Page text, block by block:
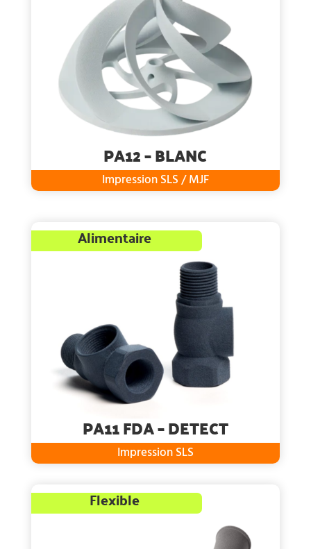
PA12 – BLANC
Impression SLS / MJF
Alimentaire
PA11 FDA – DETECT
Impression SLS
Flexible